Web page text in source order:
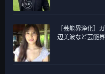
［芸能界浄化］
辺美波など芸能